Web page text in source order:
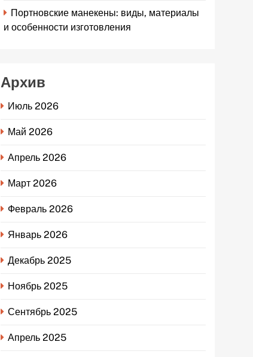
Портновские манекены: виды, материалы
и особенности изготовления
Архив
Июль 2026
Май 2026
Апрель 2026
Март 2026
Февраль 2026
Январь 2026
Декабрь 2025
Ноябрь 2025
Сентябрь 2025
Апрель 2025